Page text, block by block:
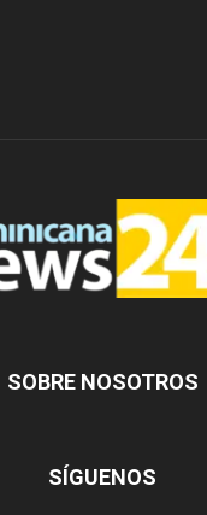
SOBRE NOSOTROS
SÍGUENOS